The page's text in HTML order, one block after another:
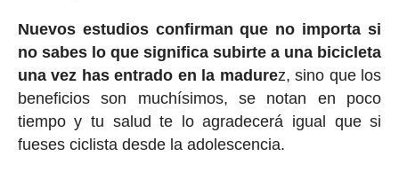
Nuevos estudios confirman que no importa si
no sabes lo que significa subirte a una bicicleta
una vez has entrado en la madurez, sino que los
beneficios son muchísimos, se notan en poco
tiempo y tu salud te lo agradecerá igual que si
fueses ciclista desde la adolescencia.